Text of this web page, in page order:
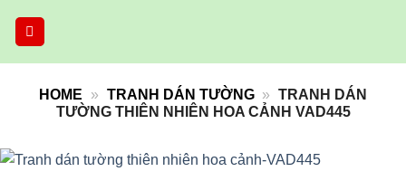
HOME » TRANH DÁN TƯỜNG » TRANH DÁN
TƯỜNG THIÊN NHIÊN HOA CẢNH VAD445